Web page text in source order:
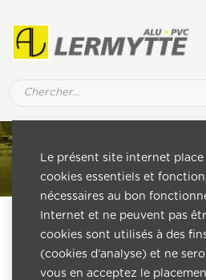
Le présent site internet place
cookies essentiels et
nécessaires au bon
Internet et ne peuvent pas
cookies sont utilisés à des
(cookies d’analyse) et ne
vous en acceptez le